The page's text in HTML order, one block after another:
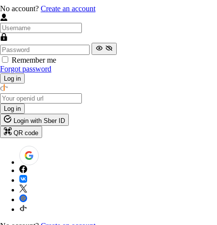
No account? Create an account
Remember me
Forgot password
Log in
Log in
Login with Sber ID
QR code